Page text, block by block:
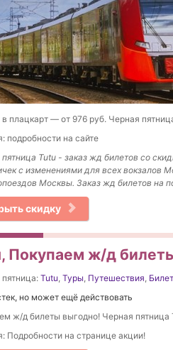
плацкарт — от 976 руб. Черная
подробности на сайте
Tutu - заказ жд билетов со
с изменениями для всех вокзалов
Москвы. Заказ жд билетов на
скидку
Покупаем ж/д
Tutu, Туры, Путешествия,
но может ещё действовать
ж/д билеты выгодно! Черная пятница
Подробности на странице акции!